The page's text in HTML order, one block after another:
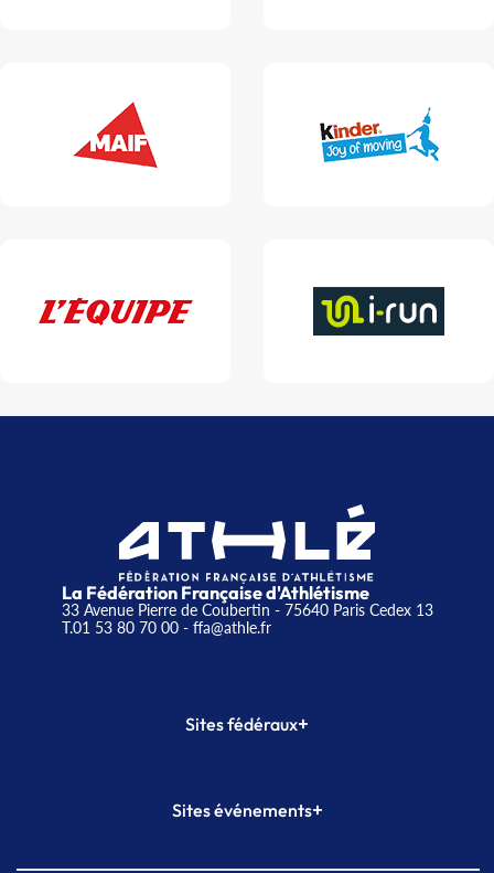
La Fédération Française d'Athlétisme
33 Avenue Pierre de Coubertin - 75640 Paris Cedex 13
T.01 53 80 70 00- ffa@athle.fr
Sites fédéraux+
Plateforme Formation
Sites événements+